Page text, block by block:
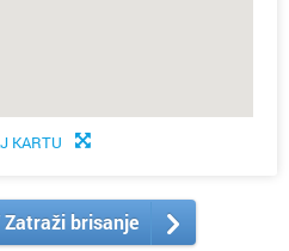
KARTU
brisanje